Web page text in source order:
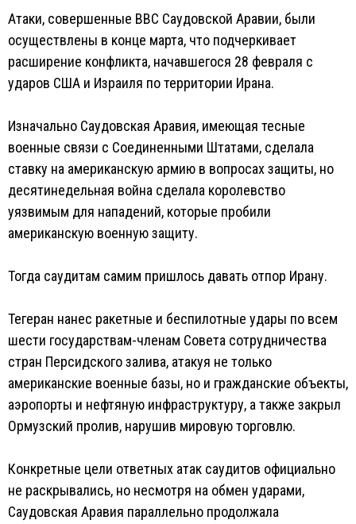
Атаки, совершенные ВВС Саудовской Аравии, были
осуществлены в конце марта, что подчеркивает
расширение конфликта, начавшегося 28 февраля с
ударов США и Израиля по территории Ирана.
Изначально Саудовская Аравия, имеющая тесные
военные связи с Соединенными Штатами, сделала
ставку на американскую армию в вопросах защиты, но
десятинедельная война сделала королевство
уязвимым для нападений, которые пробили
американскую военную защиту.
Тогда саудитам самим пришлось давать отпор Ирану.
Тегеран нанес ракетные и беспилотные удары по всем
шести государствам-членам Совета сотрудничества
стран Персидского залива, атакуя не только
американские военные базы, но и гражданские объекты,
аэропорты и нефтяную инфраструктуру, а также закрыл
Ормузский пролив, нарушив мировую торговлю.
Конкретные цели ответных атак саудитов официально
не раскрывались, но несмотря на обмен ударами,
Саудовская Аравия параллельно продолжала